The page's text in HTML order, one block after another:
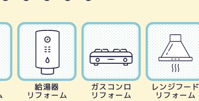
給湯器
リフォーム
ガスコンロ
リフォーム
レンジフード
リフォーム